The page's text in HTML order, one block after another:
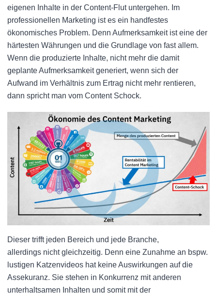
eigenen Inhalte in der Content-Flut untergehen. Im
professionellen Marketing ist es ein handfestes
ökonomisches Problem. Denn Aufmerksamkeit ist eine der
härtesten Währungen und die Grundlage von fast allem.
Wenn die produzierte Inhalte, nicht mehr die damit
geplante Aufmerksamkeit generiert, wenn sich der
Aufwand im Verhältnis zum Ertrag nicht mehr rentieren,
dann spricht man vom Content Schock.
Dieser trifft jeden Bereich und jede Branche,
allerdings nicht gleichzeitig. Denn eine Zunahme an bspw.
lustigen Katzenvideos hat keine Auswirkungen auf die
Assekuranz. Sie stehen in Konkurrenz mit anderen
unterhaltsamen Inhalten und somit mit der